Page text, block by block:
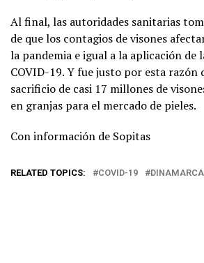
Al final, las autoridades sanitarias
de que los contagios de visones
la pandemia e igual a la aplicación de
COVID-19. Y fue justo por esta razón
sacrificio de casi 17 millones de
en granjas para el mercado de pieles.
Con información de Sopitas
RELATED TOPICS: COVID-19 DINAMARCA